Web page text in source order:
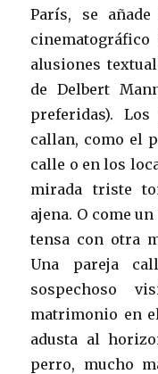
París, se
cinematográfico
alusiones
de Delbert
preferidas).
callan, como el
calle o en los
mirada triste
ajena. O come
tensa con otra
Una pareja
sospechoso
matrimonio en
adusta al
perro, mucho